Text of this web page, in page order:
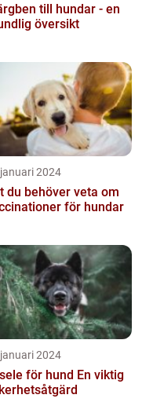
till hundar - en
översikt
2024
du behöver veta om
för hundar
2024
för hund En viktig